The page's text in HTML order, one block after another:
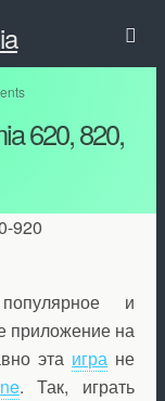
620, 820,
и
приложение на
эта игра не
. Так, играть